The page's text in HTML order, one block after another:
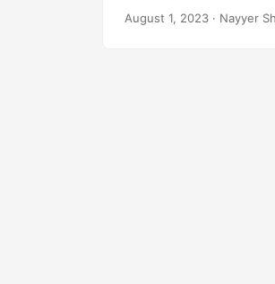
améliorant la productivité.
August 1, 2023 · Nayyer